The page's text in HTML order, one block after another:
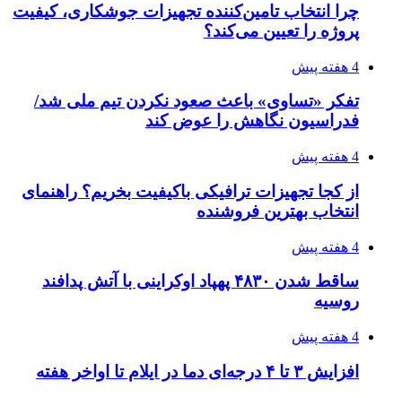
چرا انتخاب تامین‌کننده تجهیزات جوشکاری، کیفیت
پروژه را تعیین می‌کند؟
4 هفته پیش
تفکر «تساوی» باعث صعود نکردن تیم ملی شد/
فدراسیون نگاهش را عوض کند
4 هفته پیش
از کجا تجهیزات ترافیکی باکیفیت بخریم؟ راهنمای
انتخاب بهترین فروشنده
4 هفته پیش
ساقط شدن ۴۸۳۰ پهپاد اوکراینی با آتش پدافند
روسیه
4 هفته پیش
افزایش ۳ تا ۴ درجه‌ای دما در ایلام تا اواخر هفته